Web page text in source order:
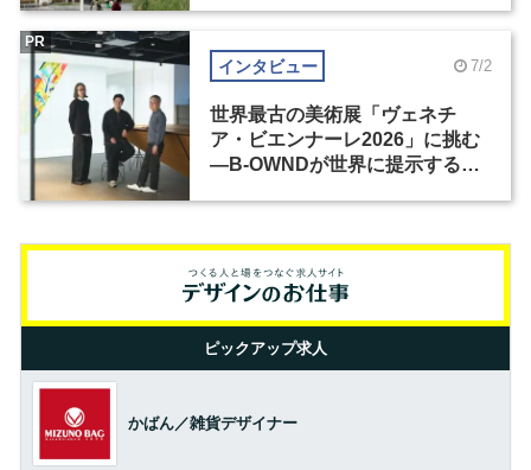
インタビュー 7/2
世界最古の美術展「ヴェネチ
ア・ビエンナーレ2026」に挑む
―B-OWNDが世界に提示する美
PR
ピックアップ求人
かばん／雑貨デザイナー